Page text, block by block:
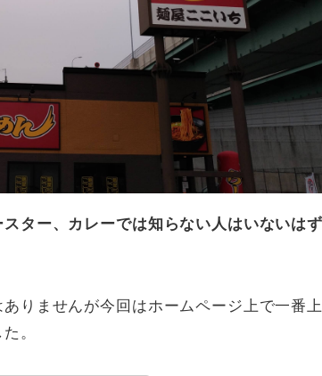
ター、カレーでは知らない人はいないはず
りませんが今回はホームページ上で一番
。